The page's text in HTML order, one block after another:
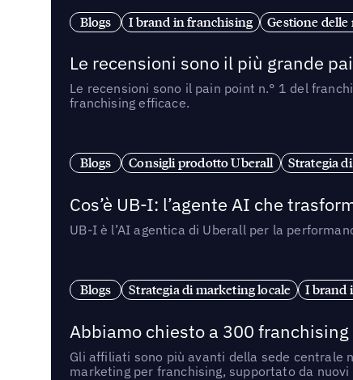
Blogs I brand in franchising Gestione
Le recensioni sono il più grande
Le recensioni sono il pain point n.° 1 del
franchising efficace.
Blogs Consigli prodotto Uberall Strategia
Cos’è UB-I: l’agente AI che
UB-I è l’AI agentica di Uberall per la
Blogs Strategia di marketing locale I brand
Abbiamo chiesto a 300
Gli affiliati sono più avanti della sede centrale
marketing per franchising, supportato da nuovi